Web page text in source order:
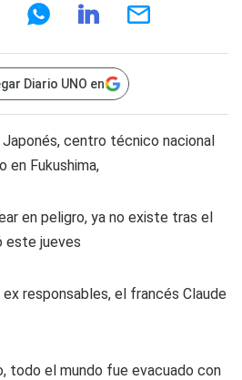
Diario UNO en
centro técnico nacional
en Fukushima,
en peligro, ya no existe tras el
este jueves
responsables, el francés Claude
todo el mundo fue evacuado con